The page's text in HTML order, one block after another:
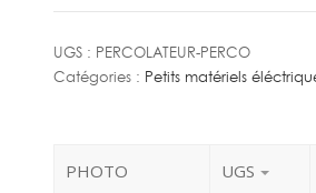
UGS : PERCOLATEUR-PERCO
Catégories : Petits matériels
PHOTO UGS